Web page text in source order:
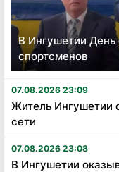
В Ингушетии День
спортсменов
07.08.2026 23:09
Житель Ингушетии
сети
07.08.2026 23:08
В Ингушетии